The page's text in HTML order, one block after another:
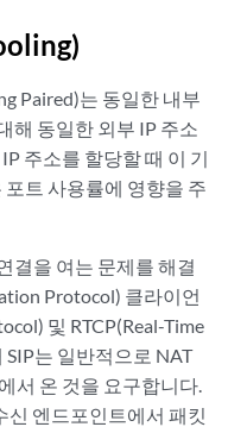
Paired)는 동일한 내부
해 동일한 외부 IP 주소
주소를 할당할 때 이 기
트 사용률에 영향을 주
결을 여는 문제를 해결
Protocol) 클라이언
및 RTCP(Real-Time
는 일반적으로 NAT
서 온 것을 요구합니다.
신 엔드포인트에서 패킷